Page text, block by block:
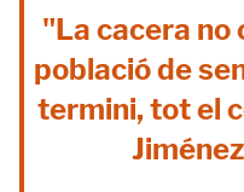
"La cacera no
població de
termini, tot el